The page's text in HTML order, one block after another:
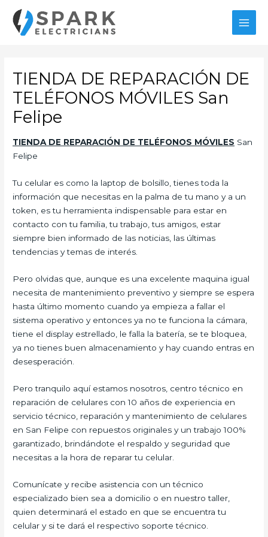
contenido
TIENDA DE REPARACIÓN DE
TELÉFONOS MÓVILES San
Felipe
TIENDA DE REPARACIÓN DE TELÉFONOS MÓVILES San
Felipe
Tu celular es como la laptop de bolsillo, tienes toda la
información que necesitas en la palma de tu mano y a un
token, es tu herramienta indispensable para estar en
contacto con tu familia, tu trabajo, tus amigos, estar
siempre bien informado de las noticias, las últimas
tendencias y temas de interés.
Pero olvidas que, aunque es una excelente maquina igual
necesita de mantenimiento preventivo y siempre se espera
hasta último momento cuando ya empieza a fallar el
sistema operativo y entonces ya no te funciona la cámara,
tiene el display estrellado, le falla la batería, se te bloquea,
ya no tienes buen almacenamiento y hay cuando entras en
desesperación.
Pero tranquilo aquí estamos nosotros, centro técnico en
reparación de celulares con 10 años de experiencia en
servicio técnico, reparación y mantenimiento de celulares
en San Felipe con repuestos originales y un trabajo 100%
garantizado, brindándote el respaldo y seguridad que
necesitas a la hora de reparar tu celular.
Comunícate y recibe asistencia con un técnico
especializado bien sea a domicilio o en nuestro taller,
quien determinará el estado en que se encuentra tu
celular y si te dará el respectivo soporte técnico.